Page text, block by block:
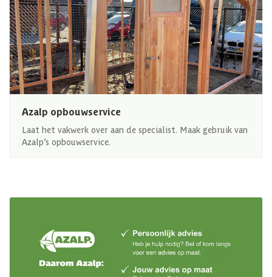
Azalp opbouwservice
Laat het vakwerk over aan de specialist. Maak gebruik van
Azalp’s opbouwservice.